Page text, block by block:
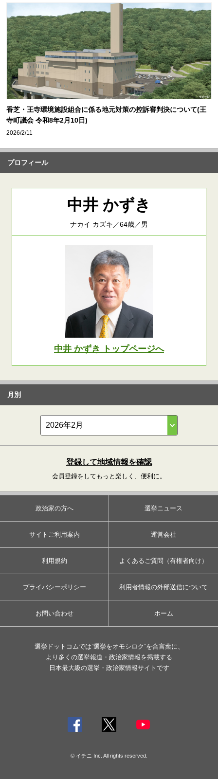
香芝・王寺環境施設組合に係る地元対策の控訴審判決について(王
寺町議会 令和8年2月10日)
2026/2/11
プロフィール
中井 かずき
ナカイ カズキ／64歳／男
中井 かずき トップページへ
月別
登録して地域情報を確認
会員登録をしてもっと楽しく、便利に。
政治家の方へ 選挙ニュース
サイトご利用案内 運営会社
利用規約 よくあるご質問（有権者向け）
プライバシーポリシー 利用者情報の外部送信について
お問い合わせ ホーム
選挙ドットコムでは”選挙をオモシロク”を合言葉に、
より多くの選挙報道・政治家情報を掲載する
日本最大級の選挙・政治家情報サイトです
© イチニ Inc. All rights reserved.